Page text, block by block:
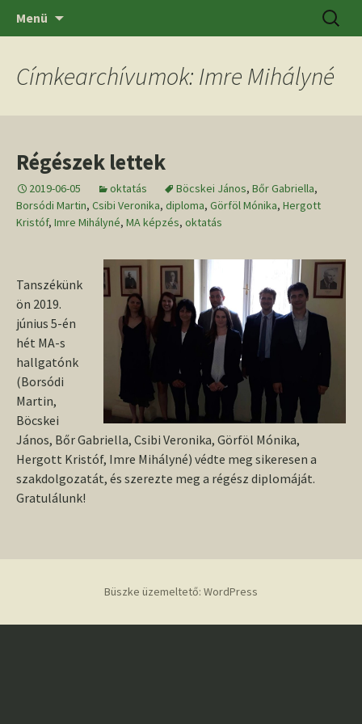
SZTE BTK Régészeti Tanszék
Menü
Címkearchívumok: Imre Mihályné
Régészek lettek
2019-06-05 oktatás Böcskei János, Bőr Gabriella,
Borsódi Martin, Csibi Veronika, diploma, Görföl Mónika, Hergott
Kristóf, Imre Mihályné, MA képzés, oktatás
Tanszékünk
ön 2019.
június 5-én
hét MA-s
hallgatónk
(Borsódi
Martin,
Böcskei
János, Bőr Gabriella, Csibi Veronika, Görföl Mónika,
Hergott Kristóf, Imre Mihályné) védte meg sikeresen a
szakdolgozatát, és szerezte meg a régész diplomáját.
Gratulálunk!
Büszke üzemeltető: WordPress